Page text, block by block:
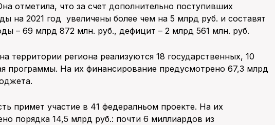
отметила, что за счет дополнительно поступивших
на 2021 год увеличены более чем на 5 млрд руб. и составят
– 69 млрд 872 млн. руб., дефицит – 2 млрд 561 млн. руб.
территории региона реализуются 18 государственных, 10
программы. На их финансирование предусмотрено 67,3 млрд
примет участие в 41 федералньом проекте. На их
порядка 14,5 млрд руб.: почти 6 миллиардов из